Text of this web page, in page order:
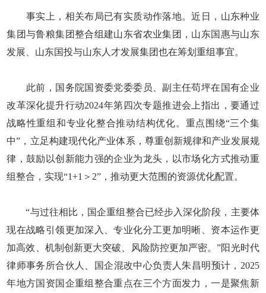
事实上，相关布局已有实质动作落地。近日，山东种业
集团与鲁粮集团整合组建山东省农业集团，山东国惠与山东
发展、山东国投与山东人才发展集团也在筹划重组事宜。
此前，国务院国资委党委委员、副主任苟坪在国有企业
改革深化提升行动2024年第四次专题推进会上指出，要通过
战略性重组和专业化整合推动结构优化。重点围绕“三个集
中”，立足构建现代化产业体系，尊重创新规律和产业发展规
律，鼓励以创新能力强的企业为龙头，以市场化方式推动重
组整合，实现“1+1＞2”，推动更大范围的资源优化配置。
“与过往相比，国企重组整合已经步入深化阶段，主要体
现在战略引领更加深入、专业化分工更加明晰、资本运作更
加高效、机制创新更大突破、风险防控更加严密。”阳光时代
律师事务所合伙人、国企混改中心负责人朱昌明预计，2025
年地方国资国企重组整合重点在三个方面发力，一是聚焦新